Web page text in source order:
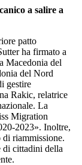
a salire a
patto
ha firmato a
Macedonia del
del Nord
gestire
Rakic, relatrice
La
Migration
2023». Inoltre,
di riammissione.
di cittadini della